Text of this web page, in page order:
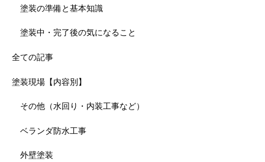
塗装の準備と基本知識
塗装中・完了後の気になること
全ての記事
塗装現場【内容別】
その他（水回り・内装工事など）
ベランダ防水工事
外壁塗装